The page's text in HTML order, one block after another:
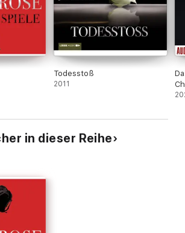
Todesstoß
2011
in dieser Reihe